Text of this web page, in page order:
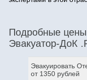
Подробные цены
Эвакуатор-ДоК
Эвакуировать
от 1350 рублей